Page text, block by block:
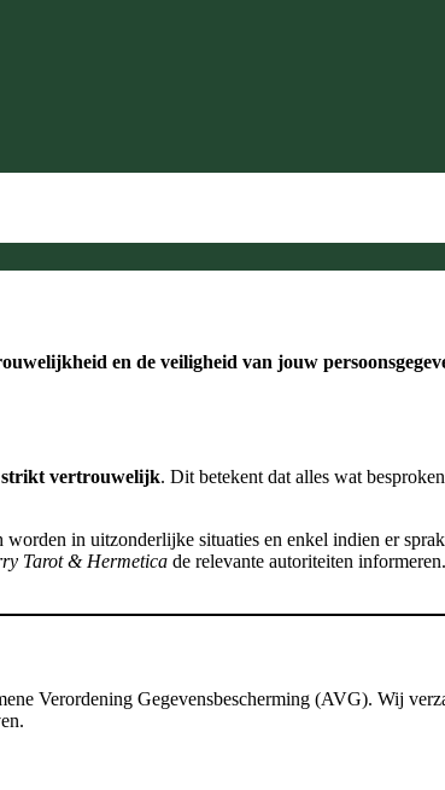
en de veiligheid van jouw
strikt vertrouwelijk. Dit betekent dat alles wat
in uitzonderlijke situaties en enkel indien er
Tarot & Hermetica de relevante autoriteiten
Verordening Gegevensbescherming (AVG). Wij